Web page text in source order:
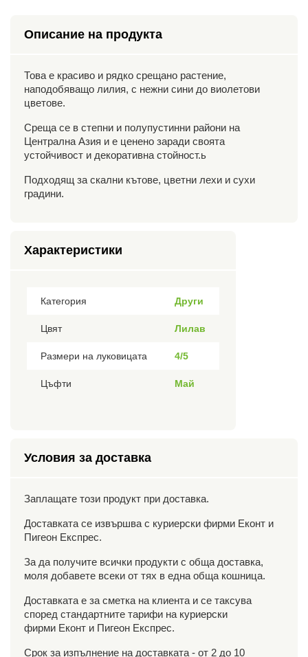
Описание на продукта
Това е красиво и рядко срещано растение,
наподобяващо лилия, с нежни сини до виолетови
цветове.
Среща се в степни и полупустинни райони на
Централна Азия и е ценено заради своята
устойчивост и декоративна стойност.ь
Подходящ за скални кътове, цветни лехи и сухи
градини.
Характеристики
Категория Други
Цвят Лилав
Размери на луковицата 4/5
Цъфти Май
Условия за доставка
Заплащате този продукт при доставка.
Доставката се извършва с куриерски фирми Еконт и
Пигеон Експрес.
За да получите всички продукти с обща доставка,
моля добавете всеки от тях в една обща кошница.
Доставката е за сметка на клиента и се таксува
според стандартните тарифи на куриерски
фирми Еконт и Пигеон Експрес.
Срок за изпълнение на доставката - от 2 до 10